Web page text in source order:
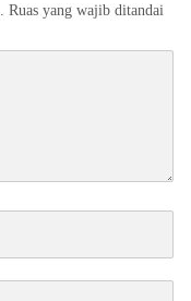
Ruas yang wajib ditandai